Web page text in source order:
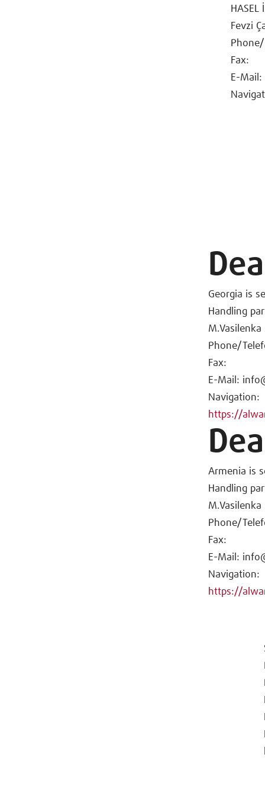
Fevzi
Fax:
E-
Georgia is
Handling
M.Vasilenka
Phone/
Fax:
E-Mail:
Navigation:
https://
Armenia is
Handling
M.Vasilenka
Phone/
Fax:
E-Mail:
Navigation:
https://